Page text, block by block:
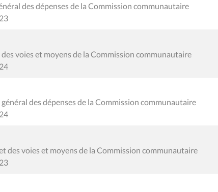
des dépenses de la Commission communautaire
voies et moyens de la Commission communautaire
des dépenses de la Commission communautaire
des voies et moyens de la Commission communautaire